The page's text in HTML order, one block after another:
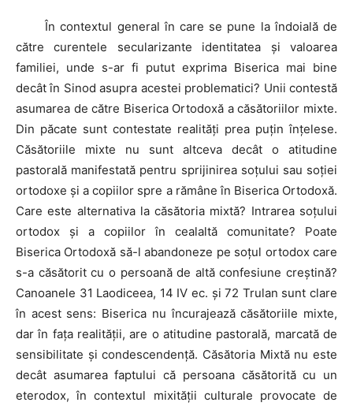
În contextul general în care se pune la îndoială de
către curentele secularizante identitatea și valoarea
familiei, unde s-ar fi putut exprima Biserica mai bine
decât în Sinod asupra acestei problematici? Unii contestă
asumarea de către Biserica Ortodoxă a căsătoriilor mixte.
Din păcate sunt contestate realități prea puțin înțelese.
Căsătoriile mixte nu sunt altceva decât o atitudine
pastorală manifestată pentru sprijinirea soțului sau soției
ortodoxe și a copiilor spre a rămâne în Biserica Ortodoxă.
Care este alternativa la căsătoria mixtă? Intrarea soțului
ortodox și a copiilor în cealaltă comunitate? Poate
Biserica Ortodoxă să-l abandoneze pe soțul ortodox care
s-a căsătorit cu o persoană de altă confesiune creștină?
Canoanele 31 Laodiceea, 14 IV ec. și 72 Trulan sunt clare
în acest sens: Biserica nu încurajează căsătoriile mixte,
dar în fața realității, are o atitudine pastorală, marcată de
sensibilitate și condescendență. Căsătoria Mixtă nu este
decât asumarea faptului că persoana căsătorită cu un
eterodox, în contextul mixității culturale provocate de